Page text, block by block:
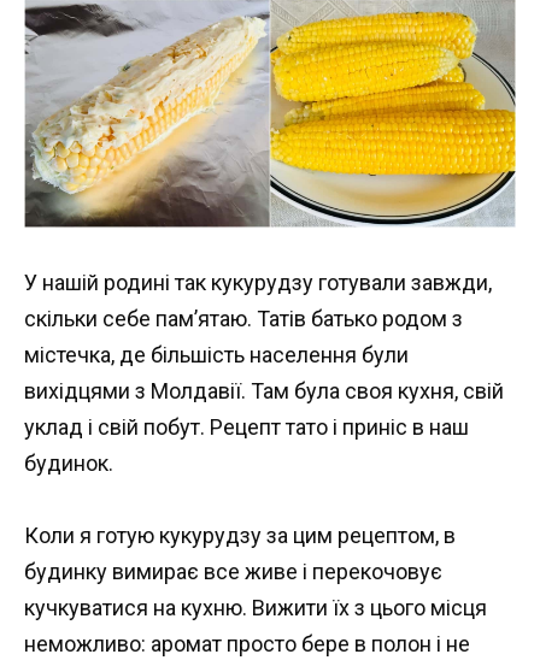
У нашій родині так кукурудзу готували завжди,
скільки себе пам’ятаю. Татів батько родом з
містечка, де більшість населення були
вихідцями з Молдавії. Там була своя кухня, свій
уклад і свій побут. Рецепт тато і приніс в наш
будинок.
Коли я готую кукурудзу за цим рецептом, в
будинку вимирає все живе і перекочовує
кучкуватися на кухню. Вижити їх з цього місця
неможливо: аромат просто бере в полон і не